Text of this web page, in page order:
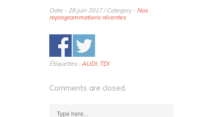
Date - 28 juin 2017 / Category - Nos
reprogrammations récentes
Étiquettes :AUDI, TDI
Comments are closed.